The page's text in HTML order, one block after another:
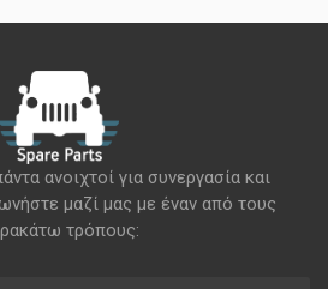
ανοιχτοί για συνεργασία και
μαζί μας με έναν από τους
τρόπους: